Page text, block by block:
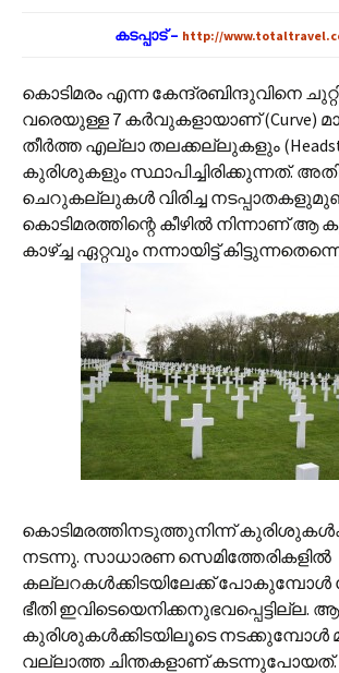
കടപ്പാട് – http://
കൊടിമരം എന്ന കേന്ദ്രബിന്ദുവിനെ
വരെയുള്ള 7 കര്‍വുകളായാണ് (Curve)
തീര്‍ത്ത എല്ലാ തലക്കല്ലുകളും
കുരിശുകളും സ്ഥാപിച്ചിരിക്കുന്നത്.
ചെറുകല്ലുകള്‍ വിരിച്ച
കൊടിമരത്തിന്റെ കീഴില്‍ നിന്നാണ്
കാഴ്ച്ച ഏറ്റവും നന്നായിട്ട്
കൊടിമരത്തിനടുത്തുനിന്ന്
നടന്നു. സാധാരണ സെമിത്തേരികളില്‍
കല്ലറകള്‍ക്കിടയിലേക്ക്
ഭീതി ഇവിടെയെനിക്കനുഭവപ്പെട്ടില്ല. ആ
കുരിശുകള്‍ക്കിടയിലൂടെ നടക്കുമ്പോള്‍
വല്ലാത്ത ചിന്തകളാണ് കടന്നുപോയത്.